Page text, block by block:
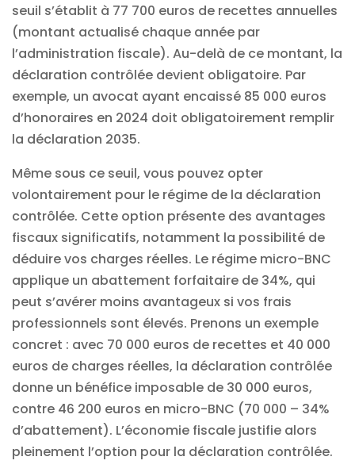
seuil s’établit à 77 700 euros de recettes annuelles
(montant actualisé chaque année par
l’administration fiscale). Au-delà de ce montant, la
déclaration contrôlée devient obligatoire. Par
exemple, un avocat ayant encaissé 85 000 euros
d’honoraires en 2024 doit obligatoirement remplir
la déclaration 2035.
Même sous ce seuil, vous pouvez opter
volontairement pour le régime de la déclaration
contrôlée. Cette option présente des avantages
fiscaux significatifs, notamment la possibilité de
déduire vos charges réelles. Le régime micro-BNC
applique un abattement forfaitaire de 34%, qui
peut s’avérer moins avantageux si vos frais
professionnels sont élevés. Prenons un exemple
concret : avec 70 000 euros de recettes et 40 000
euros de charges réelles, la déclaration contrôlée
donne un bénéfice imposable de 30 000 euros,
contre 46 200 euros en micro-BNC (70 000 – 34%
d’abattement). L’économie fiscale justifie alors
pleinement l’option pour la déclaration contrôlée.